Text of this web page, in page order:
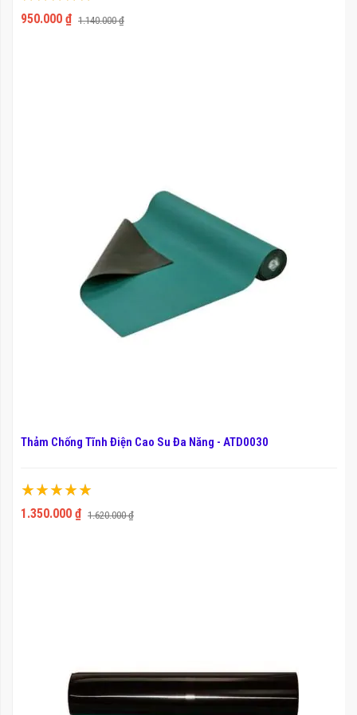
100%
950.000 ₫ 1.140.000 ₫
Thảm Chống Tĩnh Điện Cao Su Đa Năng - ATD0030
Xếp hạng:
100%
1.350.000 ₫ 1.620.000 ₫